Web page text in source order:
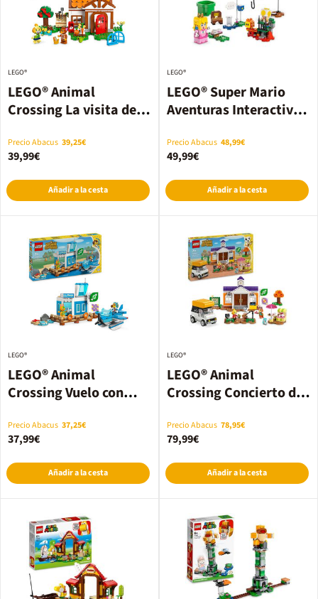
LEGO® Animal
Crossing La visita de
LEGO®
Precio Abacus 39,25€
39,99€
Añadir a la cesta
LEGO® Super Mario
Aventuras Interactivas
71441
LEGO®
Precio Abacus 48,99€
49,99€
Añadir a la cesta
LEGO® Animal
Crossing Vuelo con
LEGO®
Precio Abacus 37,25€
37,99€
Añadir a la cesta
LEGO® Animal
Crossing Concierto de
77052
LEGO®
Precio Abacus 78,95€
79,99€
Añadir a la cesta